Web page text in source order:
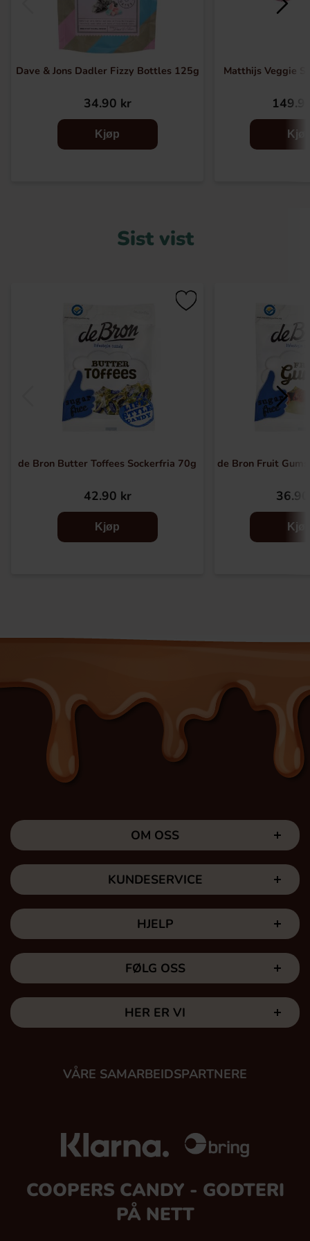
Dave & Jons Dadler Fizzy Bottles 125g
34.90 kr
Kjøp
Matthijs Veggie
Sist vist
de Bron Butter Toffees Sockerfria 70g
42.90 kr
Kjøp
de Bron Fruit
OM OSS
KUNDESERVICE
HJELP
FØLG OSS
HER ER VI
VÅRE SAMARBEIDSPARTNERE
COOPERS CANDY - GODTERI
PÅ NETT